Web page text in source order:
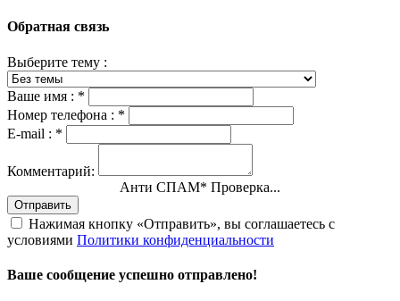
Обратная связь
Выберите тему :
Ваше имя : *
Номер телефона : *
E-mail : *
Комментарий:
Анти СПАМ* Проверка...
Отправить
Нажимая кнопку «Отправить», вы соглашаетесь с
условиями Политики конфиденциальности
Ваше сообщение успешно отправлено!